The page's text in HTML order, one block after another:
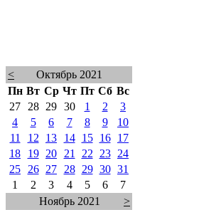
<
Октябрь 2021
Пн Вт Ср Чт Пт Сб Вс
27
28 29 30 1 2
3
4
5 6 7 8 9
10
11
12 13 14 15 16
17
18
19 20 21 22 23
24
25
26 27 28 29 30 31
1
2 3 4 5 6
7
Ноябрь 2021
>